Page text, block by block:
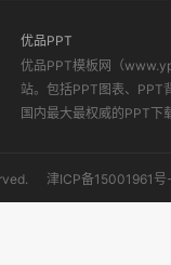
优品PPT
优品PPT模板网（
站。包括PPT图表、PPT
国内最大最权威的PPT下
津ICP备15001961号